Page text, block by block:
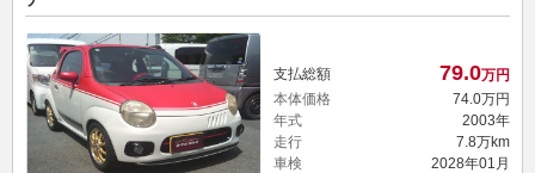
支払総額 79.0万円
本体価格
74.0万円
年式
2003年
走行
7.8万km
車検
2028年01月